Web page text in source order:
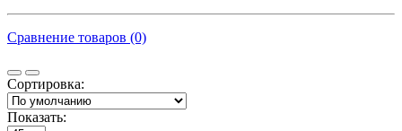
Сравнение товаров (0)
Сортировка:
Показать: